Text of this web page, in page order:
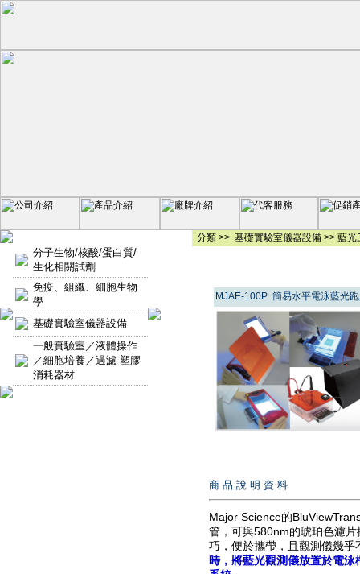
分子生物/核酸/蛋白質/
生化相關試劑
免疫、組織、細胞生物
學
基礎實驗室儀器設備
一般實驗室／液體操作
／細胞培養／過濾-塑膠
消耗器材
分類 >> 基礎實驗室儀器設備>> 藍光
MJAE-100P 簡易水平電泳藍光
商 品 說 明 資 料
Major Science的
管，可與580nm的琥珀色濾
巧，便於攜帶，且觀測儀幾
時，將藍光觀測儀放置於電